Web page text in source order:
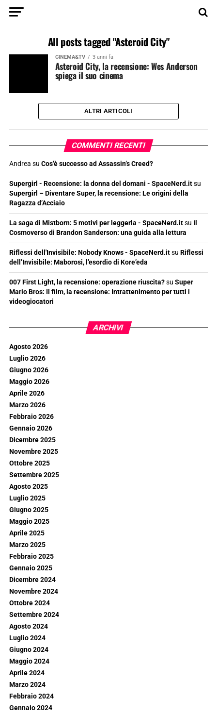
All posts tagged "Asteroid City"
CINEMA&TV 3 anni fa
Asteroid City, la recensione: Wes Anderson
spiega il suo cinema
ALTRI ARTICOLI
COMMENTI RECENTI
Andrea su Cos’è successo ad Assassin’s Creed?
Supergirl - Recensione: la donna del domani - SpaceNerd.itsu
Supergirl – Diventare Super, la recensione: Le origini della
Ragazza d’Acciaio
La saga di Mistborn: 5 motivi per leggerla - SpaceNerd.itsu Il
Cosmoverso di Brandon Sanderson: una guida alla lettura
Riflessi dell'Invisibile: Nobody Knows - SpaceNerd.itsu Riflessi
dell’Invisibile: Maborosi, l’esordio di Kore’eda
007 First Light, la recensione: operazione riuscita?su Super
Mario Bros: Il film, la recensione: Intrattenimento per tutti i
videogiocatori
ARCHIVI
Agosto 2026
Luglio 2026
Giugno 2026
Maggio 2026
Aprile 2026
Marzo 2026
Febbraio 2026
Gennaio 2026
Dicembre 2025
Novembre 2025
Ottobre 2025
Settembre 2025
Agosto 2025
Luglio 2025
Giugno 2025
Maggio 2025
Aprile 2025
Marzo 2025
Febbraio 2025
Gennaio 2025
Dicembre 2024
Novembre 2024
Ottobre 2024
Settembre 2024
Agosto 2024
Luglio 2024
Giugno 2024
Maggio 2024
Aprile 2024
Marzo 2024
Febbraio 2024
Gennaio 2024